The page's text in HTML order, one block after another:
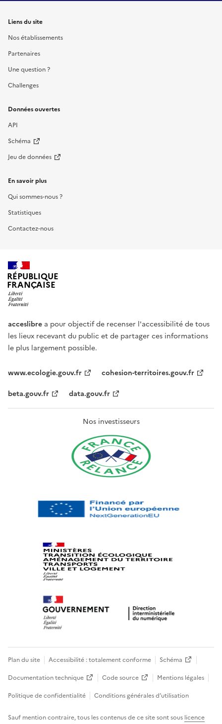
Liens du site
Nos établissements
Partenaires
Une question ?
Challenges
Données ouvertes
API
Schéma
Jeu de données
En savoir plus
Qui sommes-nous ?
Statistiques
Contactez-nous
RÉPUBLIQUE
FRANÇAISE
acceslibre a pour objectif de recenser l'accessibilité de tous
les lieux recevant du public et de partager ces informations
le plus largement possible.
www.ecologie.gouv.fr
cohesion-territoires.gouv.fr
beta.gouv.fr
data.gouv.fr
Nos investisseurs
Plan du site Accessibilité : totalement conforme
Schéma
Documentation technique
Code source
Mentions légales
Politique de confidentialité
Conditions générales d’utilisation
Sauf mention contraire, tous les contenus de ce site sont sous licence